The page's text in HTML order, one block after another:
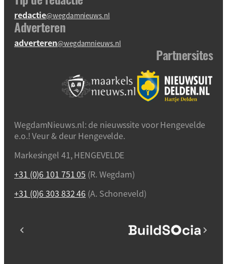
redactie@wegdamnieuws.nl
Adverteren
adverteren@wegdamnieuws.nl
Partnersites
WegdamNieuws.nl: de nieuwssite voor Hengevelde
e.o.! Veur & deur Hengevelde.
Markesingel 41, HENGEVELDE
+31 (0)6 101 751 05 (R. Wegdam)
+31 (0)6 303 832 46 (A. Schoneveld)